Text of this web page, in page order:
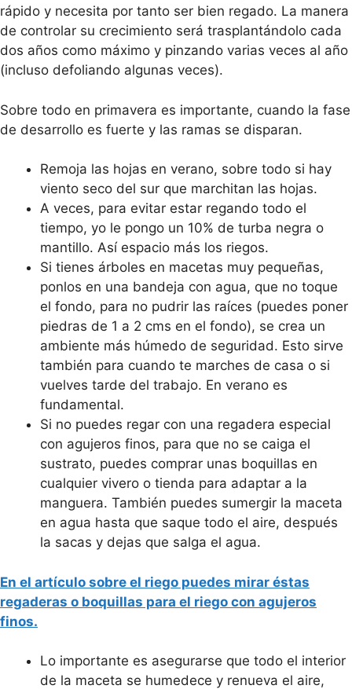
rápido y necesita por tanto ser bien regado. La manera
de controlar su crecimiento será trasplantándolo cada
dos años como máximo y pinzando varias veces al año
(incluso defoliando algunas veces).
Sobre todo en primavera es importante, cuando la fase
de desarrollo es fuerte y las ramas se disparan.
Remoja las hojas en verano, sobre todo si hay
viento seco del sur que marchitan las hojas.
A veces, para evitar estar regando todo el
tiempo, yo le pongo un 10% de turba negra o
mantillo. Así espacio más los riegos.
Si tienes árboles en macetas muy pequeñas,
ponlos en una bandeja con agua, que no toque
el fondo, para no pudrir las raíces (puedes poner
piedras de 1 a 2 cms en el fondo), se crea un
ambiente más húmedo de seguridad. Esto sirve
también para cuando te marches de casa o si
vuelves tarde del trabajo. En verano es
fundamental.
Si no puedes regar con una regadera especial
con agujeros finos, para que no se caiga el
sustrato, puedes comprar unas boquillas en
cualquier vivero o tienda para adaptar a la
manguera. También puedes sumergir la maceta
en agua hasta que saque todo el aire, después
la sacas y dejas que salga el agua.
En el artículo sobre el riego puedes mirar éstas
regaderas o boquillas para el riego con agujeros
finos.
Lo importante es asegurarse que todo el interior
de la maceta se humedece y renueva el aire,